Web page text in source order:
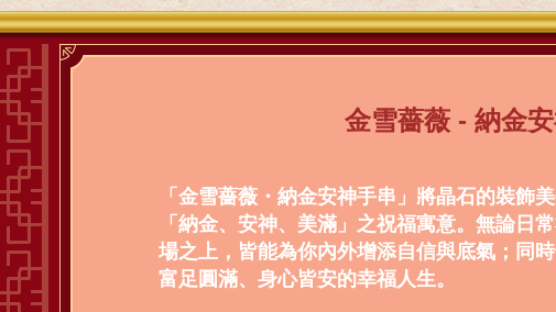
金雪薔薇 - 納金
「金雪薔薇・納金安神手串」將晶石的裝飾
「納金、安神、美滿」之祝福寓意。無論日
場之上，皆能為你內外增添自信與底氣；同
富足圓滿、身心皆安的幸福人生。